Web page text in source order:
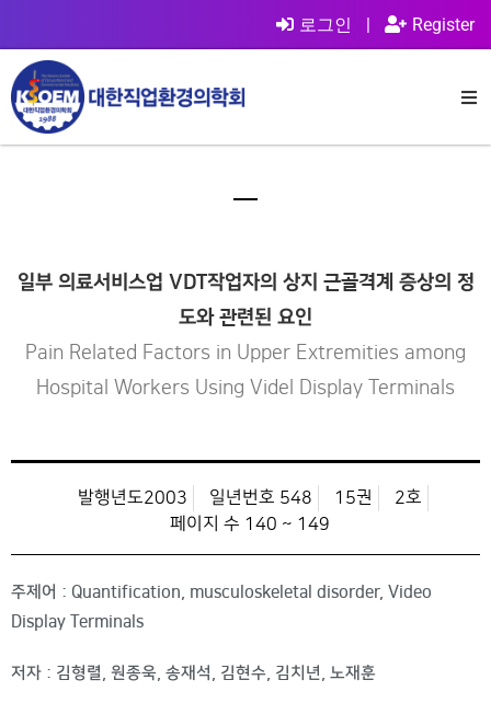
로그인 | Register
일부 의료서비스업 VDT작업자의 상지 근골격계 증상의 정
도와 관련된 요인
Pain Related Factors in Upper Extremities among
Hospital Workers Using Videl Display Terminals
발행년도2003 일년번호 548 15권
2호
페이지 수 140 ~ 149
주제어 : Quantification, musculoskeletal disorder, Video
Display Terminals
저자 : 김형렬, 원종욱, 송재석, 김현수, 김치년, 노재훈